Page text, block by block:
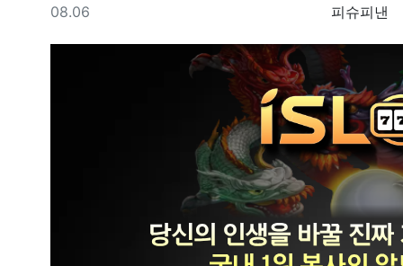
등록자
피슈피낸
등록일
08.06